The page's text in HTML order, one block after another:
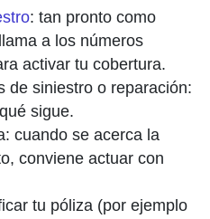
: tan pronto como
a los números
activar tu cobertura.
de siniestro o reparación:
sigue.
cuando se acerca la
conviene actuar con
tu póliza (por ejemplo